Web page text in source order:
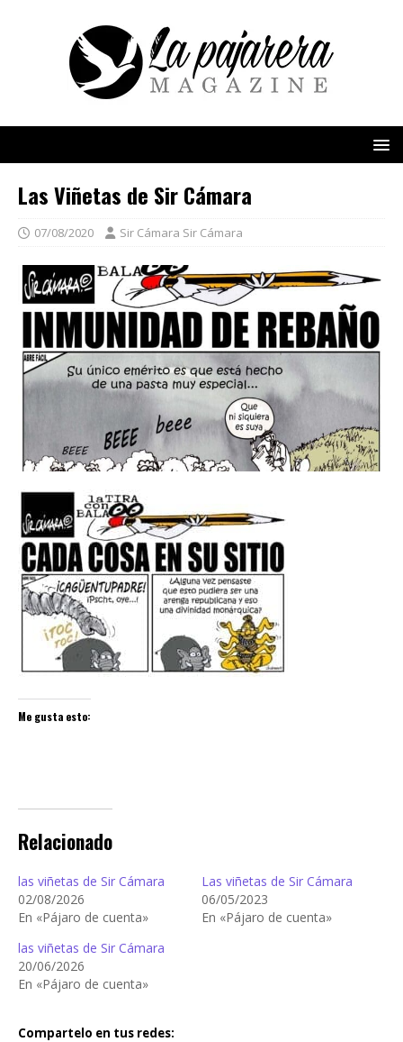
Las Viñetas de Sir Cámara
07/08/2020 Sir Cámara Sir Cámara
Me gusta esto:
Relacionado
las viñetas de Sir Cámara
02/08/2026
En «Pájaro de cuenta»
Las viñetas de Sir Cámara
06/05/2023
En «Pájaro de cuenta»
las viñetas de Sir Cámara
20/06/2026
En «Pájaro de cuenta»
Compartelo en tus redes: